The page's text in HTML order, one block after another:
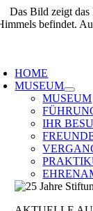
Zum
Inhalt
HOME
MUSEUM
MUSEUM
IHR